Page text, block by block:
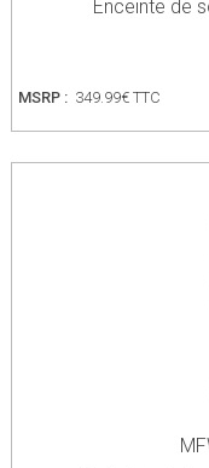
Enceinte de
MSRP : 349.99€ TTC